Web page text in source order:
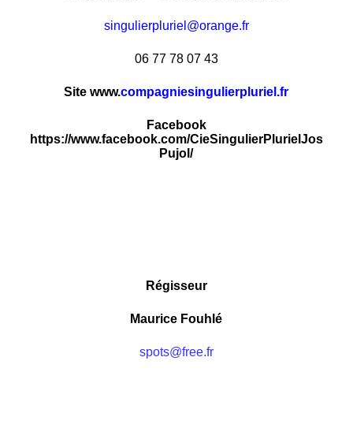
singulierpluriel@orange.fr
06 77 78 07 43
Site www.compagniesingulierpluriel.fr
Facebook
https://www.facebook.com/CieSingulierPlurielJos
Pujol/
Régisseur
Maurice Fouhlé
spots@free.fr